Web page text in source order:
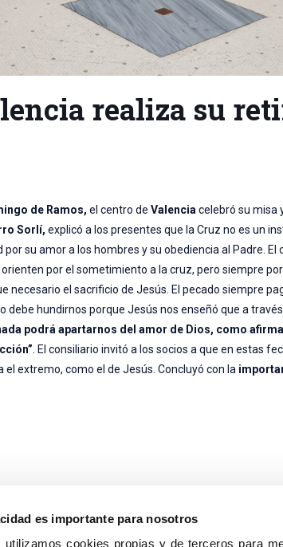
es importante para nosotros
utilizamos cookies propias y de terceros para
realiza su
de Ramos, el centro deValenciacelebró su misa
Sorlí, explicó a los presentes que la Cruz no es un
su amor a los hombres y su obediencia al Padre. El
por el sometimiento a la cruz, pero siempre
necesario el sacrificio de Jesús. El pecado siempre
debe hundirnos porque Jesús nos enseñó que a
podrá apartarnos del amor de Dios, como
. El consiliario invitó a los socios a que en estas
extremo, como el de Jesús. Concluyó con la